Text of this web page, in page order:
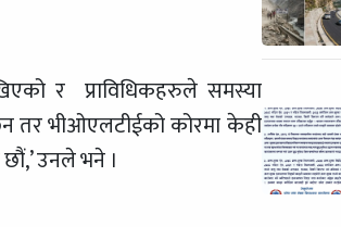
र प्राविधिकहरुले समस्या
तर भीओएलटीईको कोरमा केही
उनले भने ।